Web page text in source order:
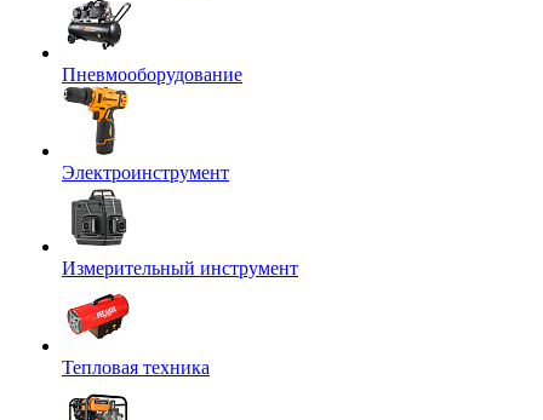
Пневмооборудование
Электроинструмент
Измерительный инструмент
Тепловая техника